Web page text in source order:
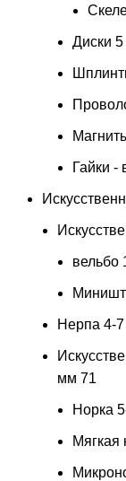
Диски 5
Гайки
вельбо
Нерпа 4-
мм 71
Норка
Мягкая